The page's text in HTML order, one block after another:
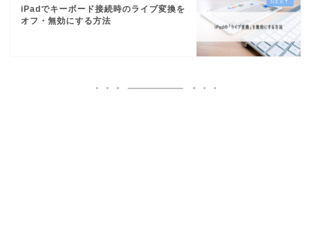
iPadでキーボード接続時のライブ変換を
オフ・無効にする方法